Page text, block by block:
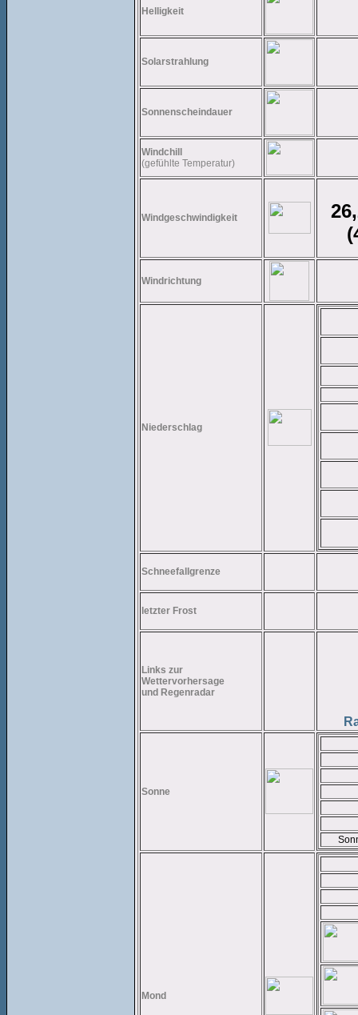
Helligkeit
Solarstrahlung
Sonnenscheindauer
Windchill
(gefühlte Temperatur)
Windgeschwindigkeit
Windrichtung
Niederschlag
Schneefallgrenze
letzter Frost
Links zur
Wettervorhersage
und Regenradar
Sonne
Mond